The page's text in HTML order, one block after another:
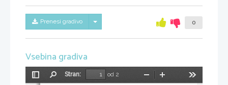
Prenesi gradivo Skrij/prikaži meni 0
Vsebina gradiva
Preklopi
Stran:
od 2
Pomanjšaj